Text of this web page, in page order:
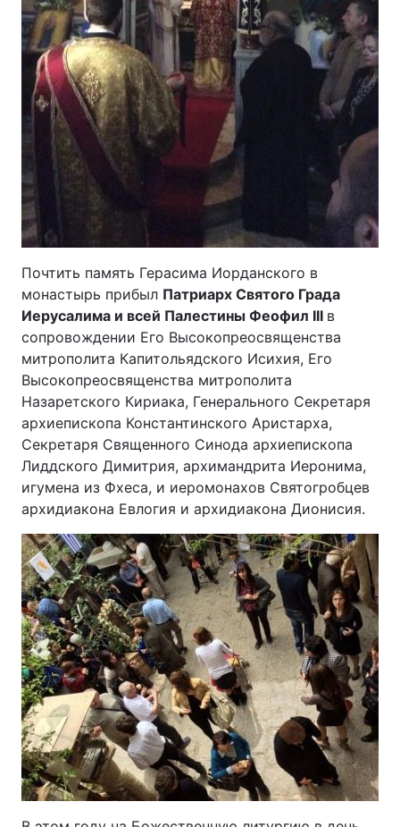
Почтить память Герасима Иорданского в
монастырь прибыл Патриарх Святого Града
Иерусалима и всей Палестины Феофил ІІІ в
сопровождении Его Высокопреосвященства
митрополита Капитольядского Исихия, Его
Высокопреосвященства митрополита
Назаретского Кириака, Генерального Секретаря
архиепископа Константинского Аристарха,
Секретаря Священного Синода архиепископа
Лиддского Димитрия, архимандрита Иеронима,
игумена из Фхеса, и иеромонахов Святогробцев
архидиакона Евлогия и архидиакона Дионисия.